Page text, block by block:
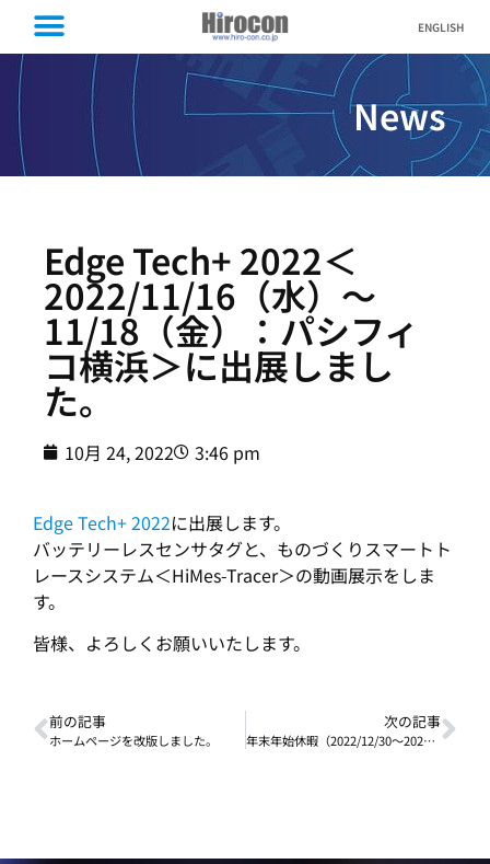
ENGLISH
News
Edge Tech+ 2022＜
2022/11/16（水）～
11/18（金）：パシフィ
コ横浜＞に出展しまし
た。
10月 24, 2022 3:46 pm
Edge Tech+ 2022に出展します。
バッテリーレスセンサタグと、ものづくりスマートト
レースシステム＜HiMes-Tracer＞の動画展示をしま
す。
皆様、よろしくお願いいたします。
前の記事
ホームページを改版しました。
次の記事
年末年始休暇（2022/12/30～2023/1/4）のお知らせ